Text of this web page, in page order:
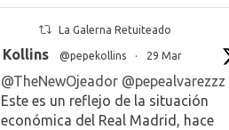
La Galerna Retuiteado
Kollins @pepekollins · 29 Mar
@TheNewOjeador @pepealvarezzz
Este es un reflejo de la situación
económica del Real Madrid, hace